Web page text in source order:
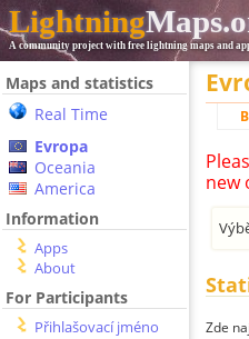
Lightning
A community project with free lightning maps and
Maps and statistics
Real Time
Evropa
Oceania
America
Information
Apps
About
For Participants
Přihlašovací jméno
new
Zde